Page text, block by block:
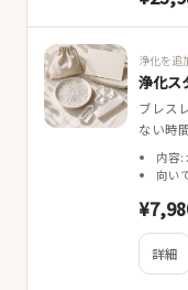
浄化を追
浄化ス
ブレス
ない時
内容:
向い
詳細